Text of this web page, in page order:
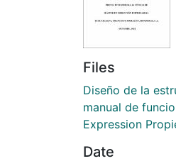
Files
Diseño de la
manual de
Expression
Date